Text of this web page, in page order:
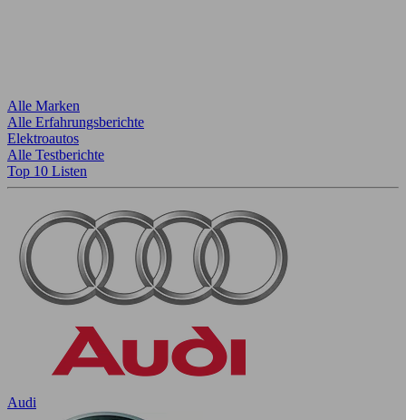
Alle Marken
Alle Erfahrungsberichte
Elektroautos
Alle Testberichte
Top 10 Listen
Audi